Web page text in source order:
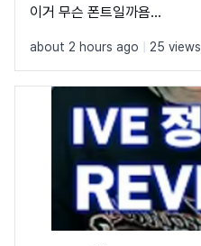
이거 무슨 폰트일까욤...
about 2 hours ago 25 views